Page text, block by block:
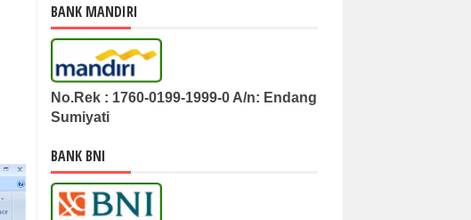
BANK MANDIRI
No.Rek : 1760-0199-1999-0 A/n: Endang
Sumiyati
BANK BNI